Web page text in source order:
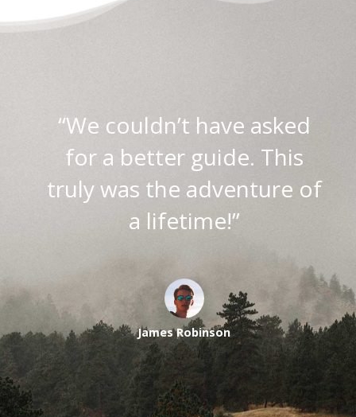
“We couldn’t have asked
for a better guide. This
truly was the adventure of
a lifetime!”
James Robinson